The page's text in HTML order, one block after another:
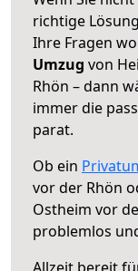
richtige
Ihre Fragen
Umzug von
Rhön – dann
immer die
parat.
Ob ein
vor der Rhön
Ostheim vor
problemlos